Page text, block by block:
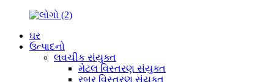
ઘર
ઉત્પાદનો
લવચીક સંયુક્ત
મેટલ વિસ્તરણ સંયુક્ત
રબર વિસ્તરણ સંયુક્ત